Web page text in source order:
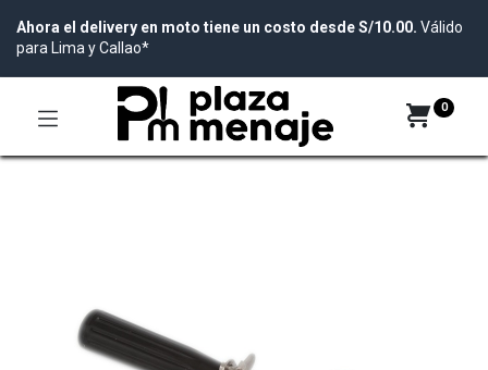
Ahora el delivery en moto tiene un costo desde S/10.00. Válido
para Lima y Callao*
0